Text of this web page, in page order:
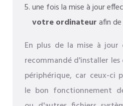
une fois la mise à jour
votre ordinateurafin
En plus de la mise à jour
recommandé d'installer
périphérique, car ceux-ci
le bon fonctionnement